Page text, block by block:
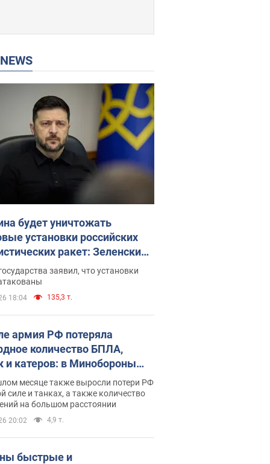
NEWS
будет уничтожать
установки российских
ракет: Зеленский
заседание СНБО
заявил, что установки
18:04 135,3 т.
армия РФ потеряла
количество БПЛА,
и катеров: в Минобороны
статистику
месяце также выросли потери РФ
силе и танках, а также количество
на большом расстоянии
20:02 4,9 т.
быстрые и